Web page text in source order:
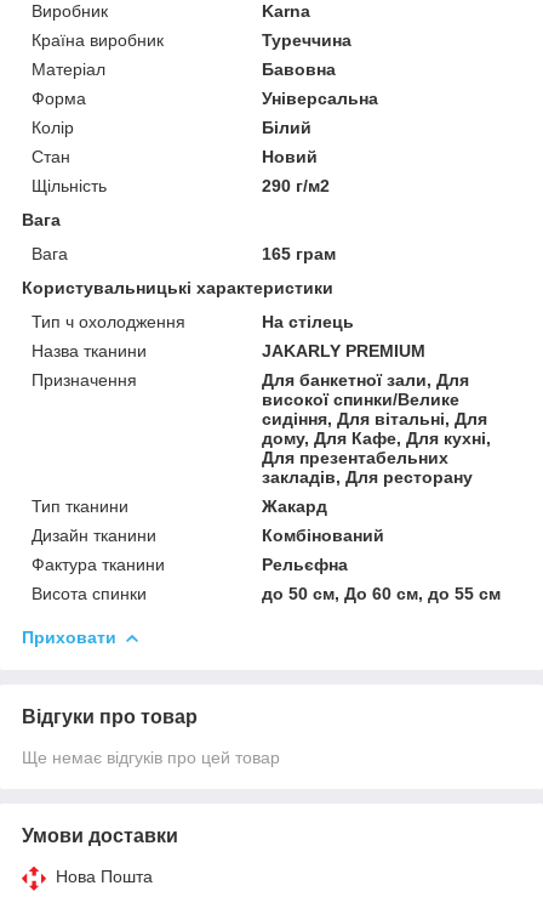
Виробник
Karna
Країна виробник
Туреччина
Матеріал
Бавовна
Форма
Універсальна
Колір
Білий
Стан
Новий
Щільність
290 г/м2
Вага
Вага
165 грам
Користувальницькі характеристики
Тип ч охолодження
На стілець
Назва тканини
JAKARLY PREMIUM
Призначення
Для банкетної зали, Для
високої спинки/Велике
сидіння, Для вітальні, Для
дому, Для Кафе, Для кухні,
Для презентабельних
закладів, Для ресторану
Тип тканини
Жакард
Дизайн тканини
Комбінований
Фактура тканини
Рельєфна
Висота спинки
до 50 см, До 60 см, до 55 см
Приховати
Відгуки про товар
Ще немає відгуків про цей товар
Умови доставки
Нова Пошта